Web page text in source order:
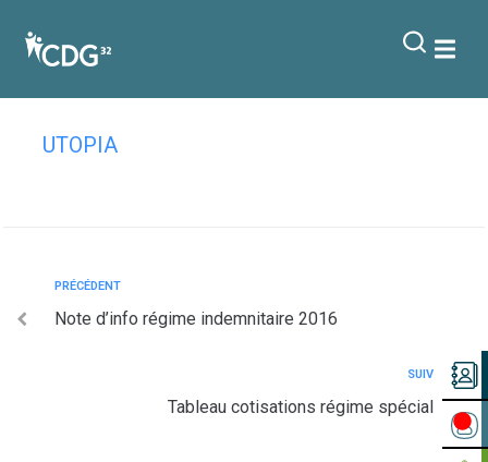
Tableau cotisations régime général
UTOPIA
PRÉCÉDENT
Note d’info régime indemnitaire 2016
SUIV
Tableau cotisations régime spécial